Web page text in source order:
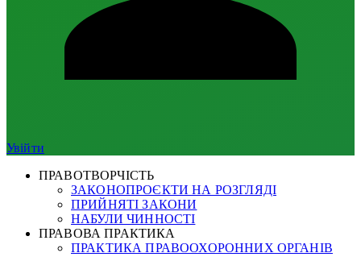
Увійти
ПРАВОТВОРЧІСТЬ
ЗАКОНОПРОЄКТИ НА РОЗГЛЯДІ
ПРИЙНЯТІ ЗАКОНИ
НАБУЛИ ЧИННОСТІ
ПРАВОВА ПРАКТИКА
ПРАКТИКА ПРАВООХОРОННИХ ОРГАНІВ